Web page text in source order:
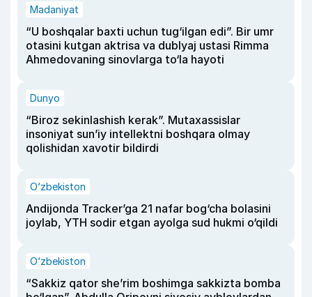
Madaniyat
“U boshqalar baxti uchun tug‘ilgan edi”. Bir umr
otasini kutgan aktrisa va dublyaj ustasi Rimma
Ahmedovaning sinovlarga to‘la hayoti
Dunyo
“Biroz sekinlashish kerak”. Mutaxassislar
insoniyat sun’iy intellektni boshqara olmay
qolishidan xavotir bildirdi
O‘zbekiston
Andijonda Tracker’ga 21 nafar bog‘cha bolasini
joylab, YTH sodir etgan ayolga sud hukmi o‘qildi
O‘zbekiston
“Sakkiz qator she’rim boshimga sakkizta bomba